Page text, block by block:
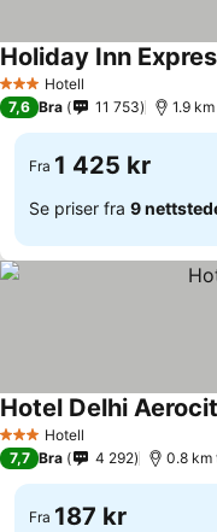
3 StjernerHotell
7,6 Bra 11 753 1.9
Fra 1 425 kr
Se priser fra 9
3 StjernerHotell
Hotel Delhi
7,7 Bra 4 292 0.8 km
Fra 187 kr